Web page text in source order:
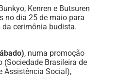
Kenren e Butsuren
no dia 25 de maio para
da cerimônia budista.
, numa promoção
(Sociedade Brasileira de
Assistência Social),